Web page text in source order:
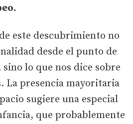
este descubrimiento no
desde el punto de
lo que nos dice sobre
La presencia mayoritaria
sugiere una especial
que probablemente